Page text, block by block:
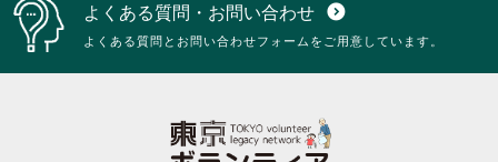
よくある質問・お問い合わせ expand_circle_down
よくある質問とお問い合わせフォームをご用意しています。